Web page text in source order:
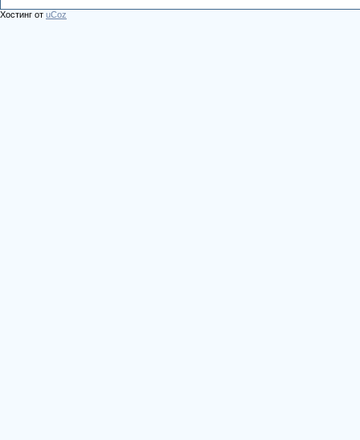
Хостинг от uCoz